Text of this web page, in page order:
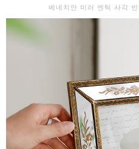
베네치안 미러 엔틱 사각